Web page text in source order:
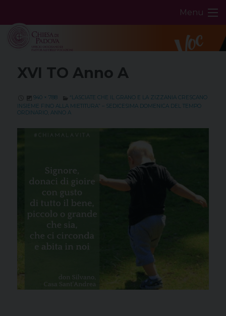
content
Menu
XVI TO Anno A
940 × 788
“LASCIATE CHE IL GRANO E LA ZIZZANIA CRESCANO
INSIEME FINO ALLA MIETITURA” – SEDICESIMA DOMENICA DEL TEMPO
ORDINARIO, ANNO A